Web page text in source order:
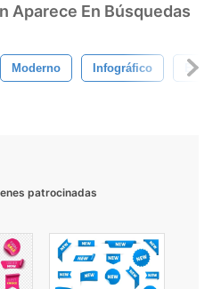
Aparece En Búsquedas
Moderno Infográfico
patrocinadas